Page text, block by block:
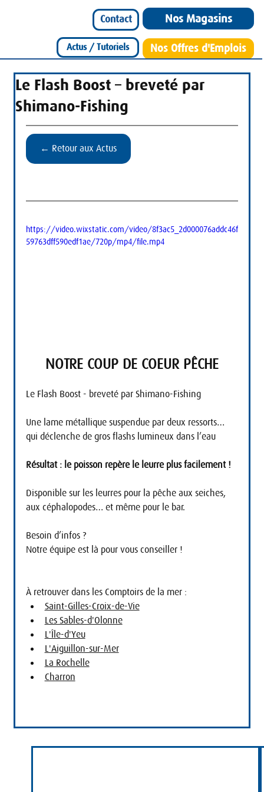
Nos Magasins
Actus / Tutoriels Nos Offres d'Emplois
Contact
Le Flash Boost – breveté par
Shimano-Fishing
← Retour aux Actus
https://video.wixstatic.com/video/8f3ac5_2d000076addc46f
59763dff590edf1ae/720p/mp4/file.mp4
NOTRE COUP DE COEUR PÊCHE
Le Flash Boost - breveté par Shimano-Fishing
Une lame métallique suspendue par deux ressorts…
qui déclenche de gros flashs lumineux dans l’eau
Résultat : le poisson repère le leurre plus facilement !
Disponible sur les leurres pour la pêche aux seiches,
aux céphalopodes… et même pour le bar.
Besoin d’infos ?
Notre équipe est là pour vous conseiller !
À retrouver dans les Comptoirs de la mer :
Saint-Gilles-Croix-de-Vie
Les Sables-d'Olonne
L'Île-d'Yeu
L'Aiguillon-sur-Mer
La Rochelle
Charron